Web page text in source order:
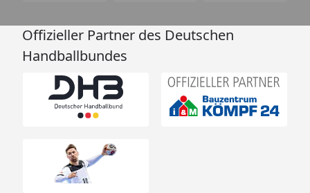
Offizieller Partner des Deutschen
Handballbundes